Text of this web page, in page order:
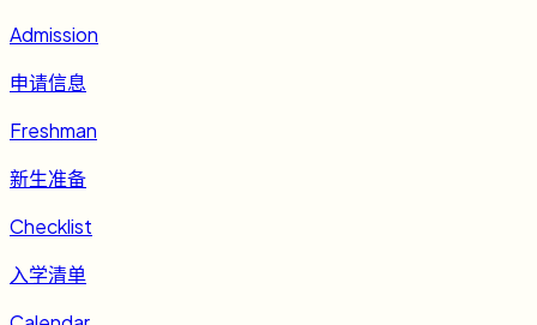
Admission
申请信息
Freshman
新生准备
Checklist
入学清单